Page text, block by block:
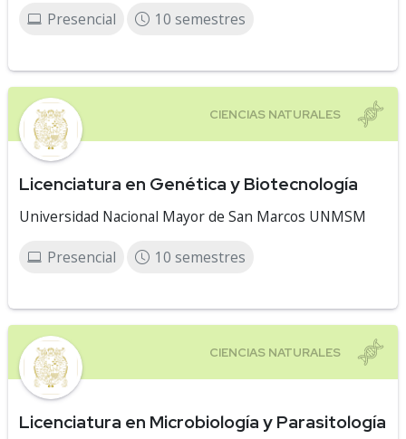
Presencial 10 semestres
Licenciatura en Genética y Biotecnología
Universidad Nacional Mayor de San Marcos UNMSM
Presencial 10 semestres
Licenciatura en Microbiología y Parasitología